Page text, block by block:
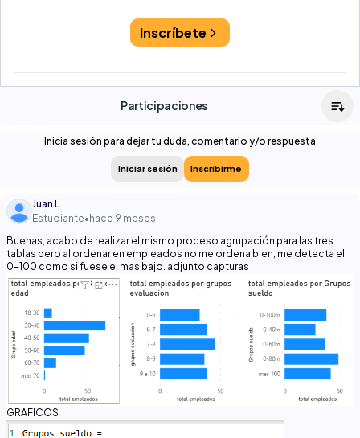
Inscríbete
Participaciones
Inicia sesión para dejar tu duda, comentario y/o respuesta
Iniciar sesión Inscribirme
Juan L.
Estudiante•hace 9 meses
Buenas, acabo de realizar el mismo proceso agrupación para las tres
tablas pero al ordenar en empleados no me ordena bien, me detecta el
0-100 como si fuese el mas bajo. adjunto capturas
GRAFICOS